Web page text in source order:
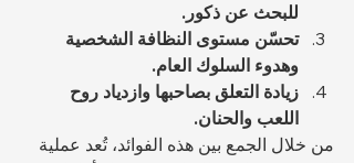
للبحث عن ذكور.
تحسّن مستوى النظافة الشخصية
وهدوء السلوك العام.
زيادة التعلق بصاحبها وازدياد روح
اللعب والحنان.
من خلال الجمع بين هذه الفوائد، تُعد عملية